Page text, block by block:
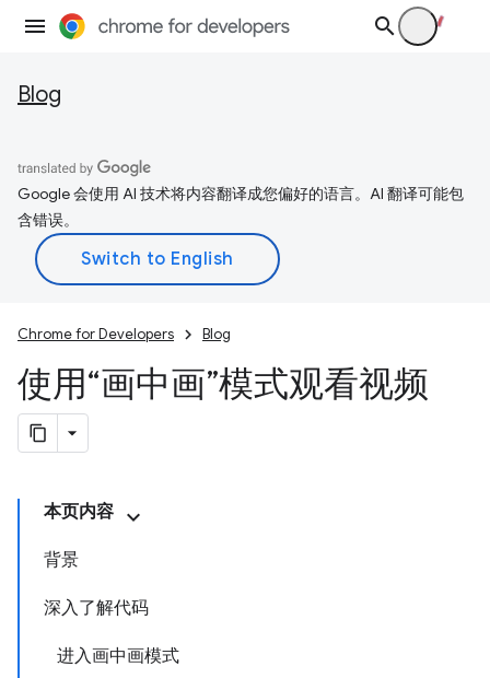
Blog
Google 会使用 AI 技术将内容翻译成您偏好的语言。AI 翻译可能包
含错误。
Chrome for Developers Blog
使用“画中画”模式观看视频
本页内容
背景
深入了解代码
进入画中画模式